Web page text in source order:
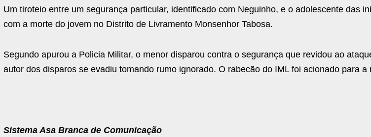
Um tiroteio entre um segurança particular, identificado com Neguinho, e o adolescente das
com a morte do jovem no Distrito de Livramento Monsenhor Tabosa.
Segundo apurou a Policia Militar, o menor disparou contra o segurança que revidou ao
autor dos disparos se evadiu tomando rumo ignorado. O rabecão do IML foi acionado para a
Sistema Asa Branca de Comunicação